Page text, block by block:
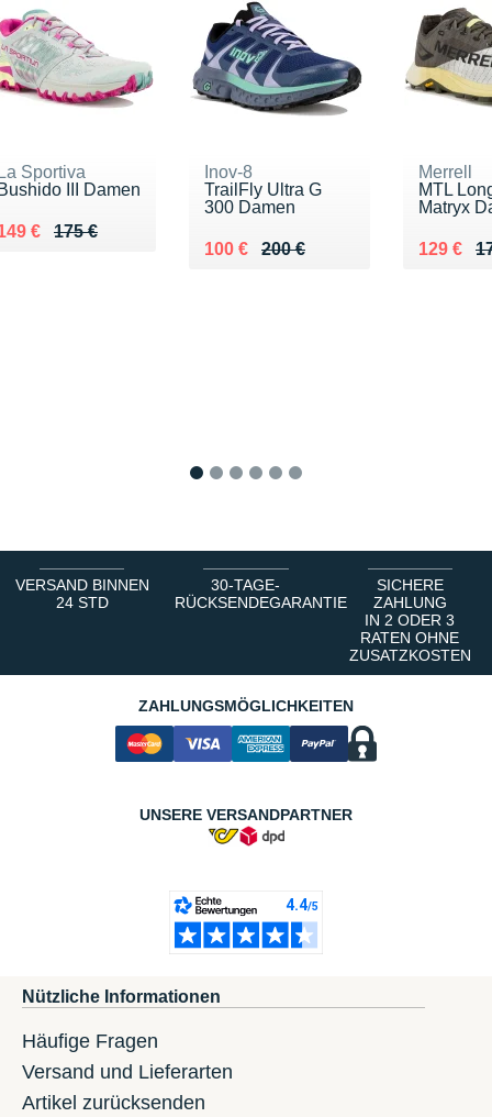
Sportiva
III Damen
175 €
lieu de 175 €
€ 149 €
Inov-8
TrailFly Ultra G
300 Damen
200 €
Au lieu de 200 €
100 €
Vendu 100 €
Merrell
MTL
Matryx
Au lieu
129 €
Vendu
VERSAND BINNEN
24 STD
30-TAGE-
RÜCKSENDEGARANTIE
SICHERE
ZAHLUNG
IN 2 ODER 3
RATEN OHNE
ZUSATZKOSTEN
ZAHLUNGSMÖGLICHKEITEN
UNSERE VERSANDPARTNER
Nützliche Informationen
Häufige Fragen
Versand und Lieferarten
Artikel zurücksenden